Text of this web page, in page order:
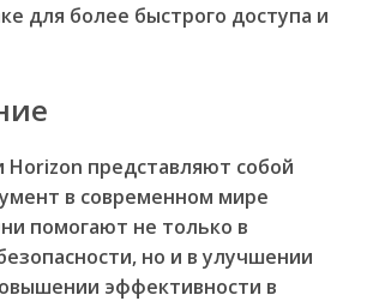
для более быстрого доступа и
представляют собой
в современном мире
помогают не только в
но и в улучшении
эффективности в